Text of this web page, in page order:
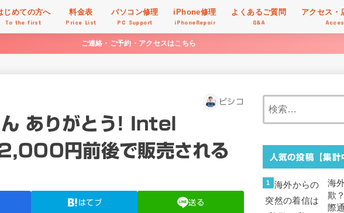
じめての方へ
To the first
料金表
Price List
パソコン修理
PC Support
iPhone修理
iPhoneRepair
よくあるご質問
Q&A
アクセス・
ご連絡・ご予約・アクセスはこちら
ピシコ
ありがとう! Intel
円前後で販売される
はてブ 送る
人気の投稿【集計
海
欺
際